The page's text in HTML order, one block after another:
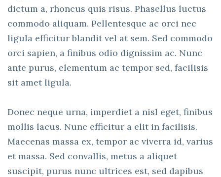
dictum a, rhoncus quis risus. Phasellus luctus
commodo aliquam. Pellentesque ac orci nec
ligula efficitur blandit vel at sem. Sed commodo
orci sapien, a finibus odio dignissim ac. Nunc
ante purus, elementum ac tempor sed, facilisis
sit amet ligula.
Donec neque urna, imperdiet a nisl eget, finibus
mollis lacus. Nunc efficitur a elit in facilisis.
Maecenas massa ex, tempor ac viverra id, varius
et massa. Sed convallis, metus a aliquet
suscipit, purus nunc ultrices est, sed dapibus